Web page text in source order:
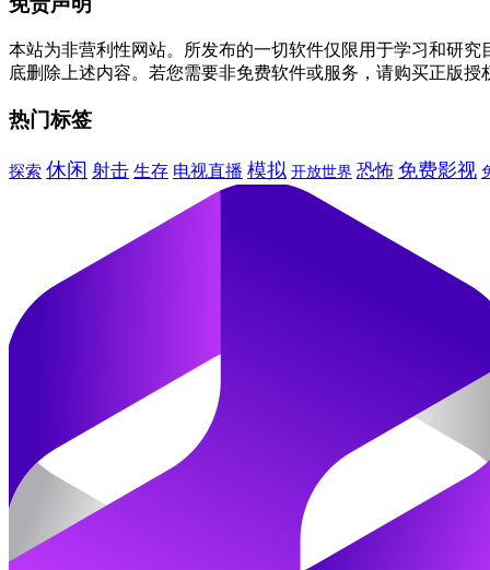
本站为非营利性网站。所发布的一切软件仅限用于学习和研
底删除上述内容。若您需要非免费软件或服务，请购买正版
热门标签
探索 休闲 射击 生存 电视直播 模拟 开放世界 恐怖 免费影视